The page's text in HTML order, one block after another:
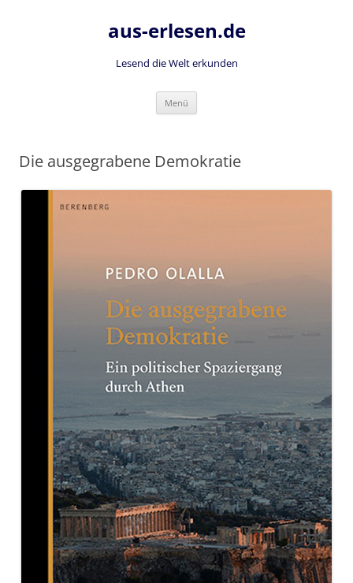
aus-erlesen.de
Lesend die Welt erkunden
Menü
Die ausgegrabene Demokratie